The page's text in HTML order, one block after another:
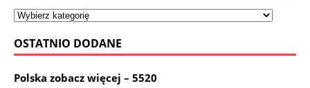
OSTATNIO DODANE
Polska zobacz więcej – 5520